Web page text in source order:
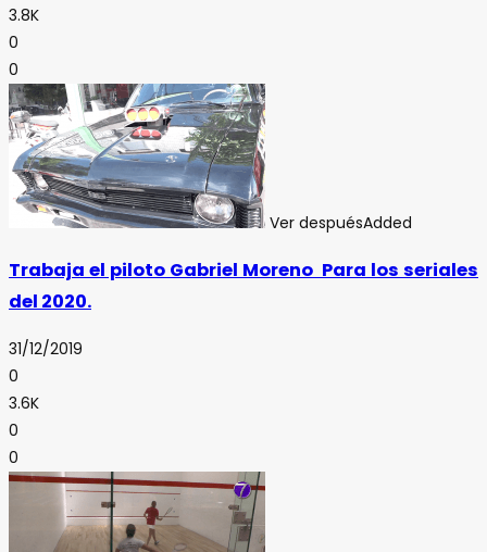
3.8K
0
0
Ver despuésAdded
Trabaja el piloto Gabriel Moreno Para los seriales
del 2020.
31/12/2019
0
3.6K
0
0